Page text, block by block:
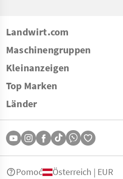
Landwirt.com
Maschinengruppen
Kleinanzeigen
Top Marken
Länder
Pomoć Österreich | EUR